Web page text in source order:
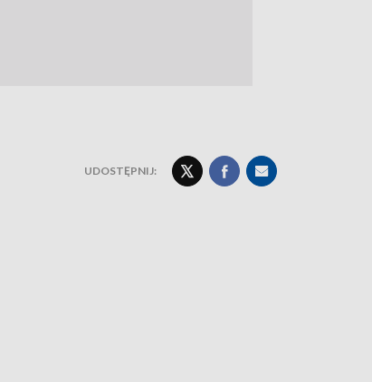
UDOSTĘPNIJ: